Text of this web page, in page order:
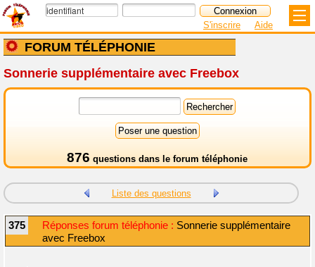
FORUM TÉLÉPHONIE
S'inscrire Aide
Sonnerie supplémentaire avec Freebox
876 questions dans le forum téléphonie
Liste des questions
375 Réponses forum téléphonie : Sonnerie supplémentaire
avec Freebox